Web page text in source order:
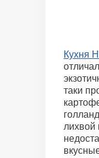
Кухня
таки
лихвой